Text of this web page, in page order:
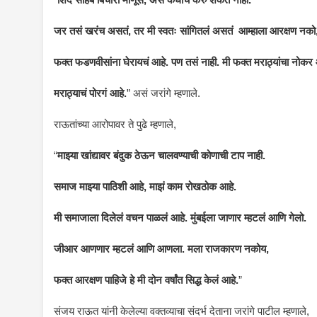
जर तसं खरंच असतं, तर मी स्वतः सांगितलं असतं आम्हाला आरक्षण
फक्त फडणवीसांना घेरायचं आहे. पण तसं नाही. मी फक्त मराठ्यांचा
मराठ्याचं पोरगं आहे.” असं जरांगे म्हणाले.
राऊतांच्या आरोपावर ते पुढे म्हणाले,
“माझ्या खांद्यावर बंदुक ठेऊन चालवण्याची कोणाची टाप नाही.
समाज माझ्या पाठिशी आहे, माझं काम रोखठोक आहे.
मी समाजाला दिलेलं वचन पाळलं आहे. मुंबईला जाणार म्हटलं आणि गेलो.
जीआर आणणार म्हटलं आणि आणला. मला राजकारण नकोय,
फक्त आरक्षण पाहिजे हे मी दोन वर्षांत सिद्ध केलं आहे.”
संजय राऊत यांनी केलेल्या वक्तव्याचा संदर्भ देताना जरांगे पाटील म्हणाले,